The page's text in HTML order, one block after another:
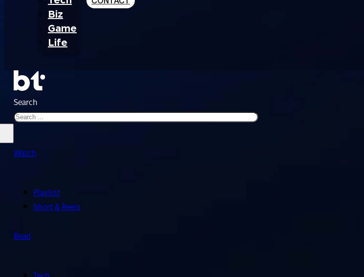
Biz
Game
Life
Search
Watch
Playlist
Short & Reels
Read